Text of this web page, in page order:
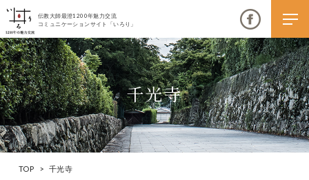
伝教大師最澄1200年魅力交流
コミュニケーションサイト「いろり」
伝教大師最澄1200年魅力交流
いろりとは
千光寺
TOP > 千光寺